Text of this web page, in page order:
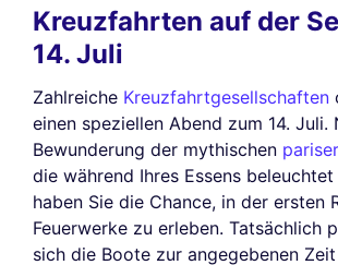
Kreuzfahrten auf der
14. Juli
Zahlreiche Kreuzfahrtgesellschaften
einen speziellen Abend zum 14. Juli.
Bewunderung der mythischen
die während Ihres Essens
haben Sie die Chance, in der ersten
Feuerwerke zu erleben. Tatsächlich
sich die Boote zur angegebenen